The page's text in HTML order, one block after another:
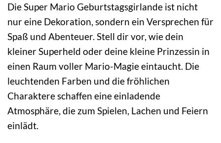
Die Super Mario Geburtstagsgirlande ist nicht
nur eine Dekoration, sondern ein Versprechen für
Spaß und Abenteuer. Stell dir vor, wie dein
kleiner Superheld oder deine kleine Prinzessin in
einen Raum voller Mario-Magie eintaucht. Die
leuchtenden Farben und die fröhlichen
Charaktere schaffen eine einladende
Atmosphäre, die zum Spielen, Lachen und Feiern
einlädt.